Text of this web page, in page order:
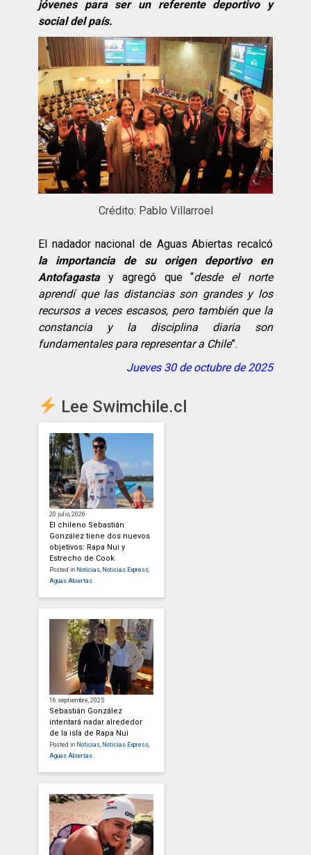
jóvenes para ser un referente deportivo y
social del país.
Crédito: Pablo Villarroel
El nadador nacional de Aguas Abiertas recalcó
la importancia de su origen deportivo en
Antofagastay agregó que “desde el norte
aprendí que las distancias son grandes y los
recursos a veces escasos, pero también que la
constancia y la disciplina diaria son
fundamentales para representar a Chile”.
Jueves 30 de octubre de 2025
Lee Swimchile.cl
20 julio, 2026
El chileno Sebastián
González tiene dos nuevos
objetivos: Rapa Nui y
Estrecho de Cook
Posted in Noticias, Noticias Express,
Aguas Abiertas
16 septiembre, 2025
Sebastián González
intentará nadar alrededor
de la isla de Rapa Nui
Posted in Noticias, Noticias Express,
Aguas Abiertas